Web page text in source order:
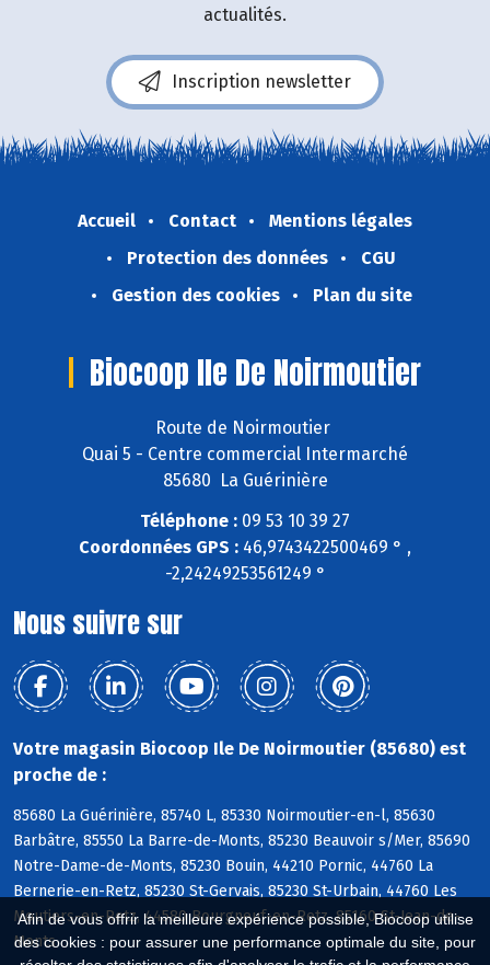
Afin de vous offrir la meilleure expérience possible, Biocoop utilise
des cookies : pour assurer une performance optimale du site, pour
actualités.
Inscription newsletter
Accueil Contact
Mentions légales
Protection des données
CGU
Gestion des cookies
Plan du site
Biocoop Ile De Noirmoutier
Route de Noirmoutier
Quai 5 - Centre commercial Intermarché
85680 La Guérinière
Téléphone : 09 53 10 39 27
Coordonnées GPS : 46,9743422500469 ° ,
-2,24249253561249 °
Nous suivre sur
Votre magasin Biocoop Ile De Noirmoutier (85680) est
proche de :
85680 La Guérinière, 85740 L, 85330 Noirmoutier-en-l, 85630
Barbâtre, 85550 La Barre-de-Monts, 85230 Beauvoir s/Mer, 85690
Notre-Dame-de-Monts, 85230 Bouin, 44210 Pornic, 44760 La
Bernerie-en-Retz, 85230 St-Gervais, 85230 St-Urbain, 44760 Les
Moutiers-en-Retz, 44580 Bourgneuf-en-Retz, 85160 St-Jean-de-
Monts